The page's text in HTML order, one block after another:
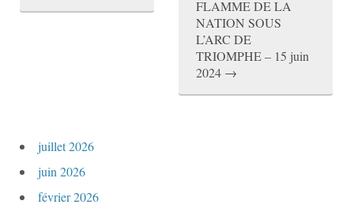
a
t
i
FLAMME DE LA
NATION SOUS
L’ARC DE
TRIOMPHE – 15 juin
2024 →
juillet 2026
juin 2026
février 2026